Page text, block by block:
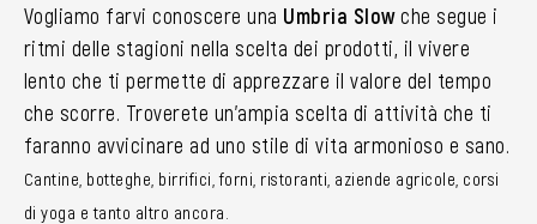
Vogliamo farvi conoscere una Umbria Slowche segue i
ritmi delle stagioni nella scelta dei prodotti, il vivere
lento che ti permette di apprezzare il valore del tempo
che scorre. Troverete un’ampia scelta di attività che ti
faranno avvicinare ad uno stile di vita armonioso e sano.
Cantine, botteghe, birrifici, forni, ristoranti, aziende agricole, corsi
di yoga e tanto altro ancora.